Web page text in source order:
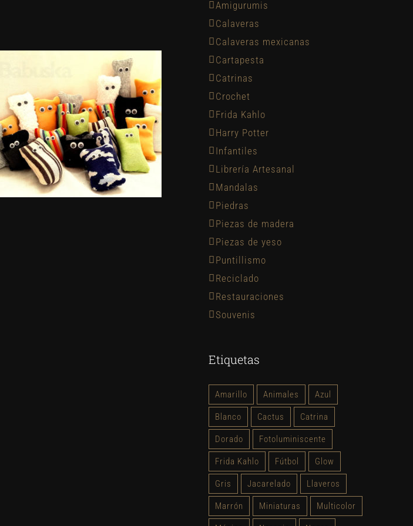
Amigurumis
Calaveras
Calaveras mexicanas
Cartapesta
Catrinas
Crochet
Frida Kahlo
Harry Potter
Infantiles
Librería Artesanal
Mandalas
Piedras
Piezas de madera
Piezas de yeso
Puntillismo
Reciclado
Restauraciones
Souvenis
Etiquetas
Amarillo Animales Azul
Blanco Cactus Catrina
Dorado Fotoluminiscente
Frida Kahlo Fútbol Glow
Gris Jacarelado Llaveros
Marrón Miniaturas Multicolor